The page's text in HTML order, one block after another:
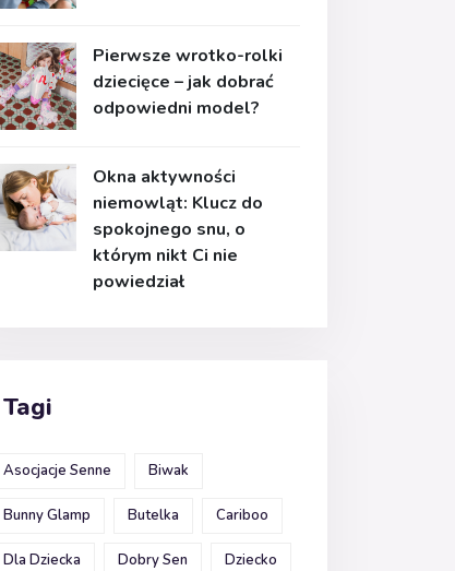
Pierwsze wrotko-rolki
dziecięce – jak dobrać
odpowiedni model?
Okna aktywności
niemowląt: Klucz do
spokojnego snu, o
którym nikt Ci nie
powiedział
Tagi
Asocjacje Senne Biwak
Bunny Glamp Butelka Cariboo
Dla Dziecka Dobry Sen Dziecko